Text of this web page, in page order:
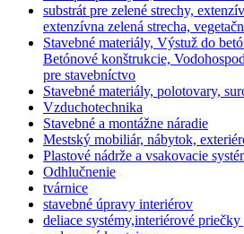
substrát pre zelené strechy,
extenzívna zelená strecha,
Stavebné materiály, Výstuž do
Betónové konštrukcie,
pre stavebníctvo
Stavebné materiály, polotovary,
Vzduchotechnika
Stavebné a montážne náradie
Mestský mobiliár, nábytok,
Plastové nádrže a vsakovacie
Odhlučnenie
tvárnice
stavebné úpravy interiérov
deliace systémy,interiérové